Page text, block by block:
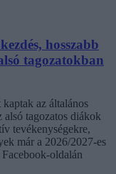
hosszabb
tagozatokban
az általános
tagozatos diákok
tevékenységekre,
már a 2026/2027-es
oldalán